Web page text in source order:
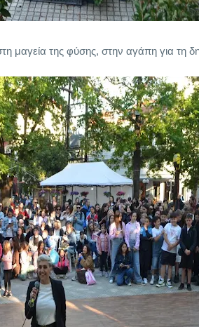
μαγεία της φύσης, στην αγάπη για τη